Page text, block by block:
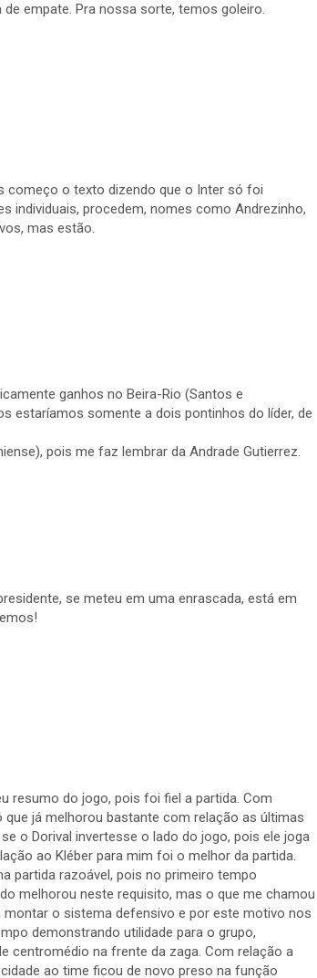
empate. Pra nossa sorte, temos goleiro.
começo o texto dizendo que o Inter só foi
individuais, procedem, nomes como Andrezinho,
mas estão.
ganhos no Beira-Rio (Santos e
estaríamos somente a dois pontinhos do líder, de
pois me faz lembrar da Andrade Gutierrez.
se meteu em uma enrascada, está em
resumo do jogo, pois foi fiel a partida. Com
já melhorou bastante com relação as últimas
o Dorival invertesse o lado do jogo, pois ele joga
ao Kléber para mim foi o melhor da partida.
partida razoável, pois no primeiro tempo
melhorou neste requisito, mas o que me chamou
o sistema defensivo e por este motivo nos
demonstrando utilidade para o grupo,
centromédio na frente da zaga. Com relação a
ao time ficou de novo preso na função